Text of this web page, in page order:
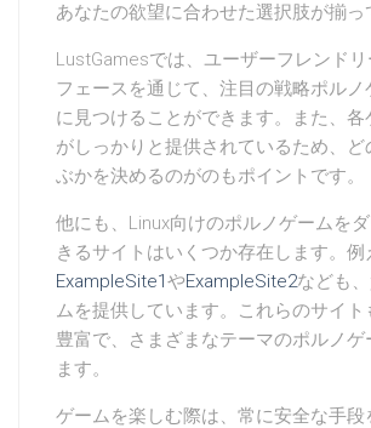
あなたの欲望に合わせた選択肢が揃っ
LustGamesでは、ユーザーフレンド
フェースを通じて、注目の戦略ポルノ
に見つけることができます。また、各
がしっかりと提供されているため、ど
ぶかを決めるのがのもポイントです。
他にも、Linux向けのポルノゲームを
きるサイトはいくつか存在します。例
ExampleSite1やExampleSite2なども
ムを提供しています。これらのサイ
豊富で、さまざまなテーマのポルノゲ
ます。
ゲームを楽しむ際は、常に安全な手段